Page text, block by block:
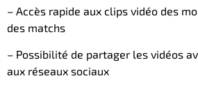
– Accès rapide aux clips vidéo des
des matchs
– Possibilité de partager les vidéos
aux réseaux sociaux